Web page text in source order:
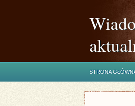
STRONA